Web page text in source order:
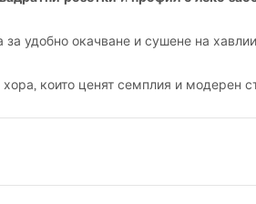
удобно окачване и сушене на
хора, които ценят семплия и модерен